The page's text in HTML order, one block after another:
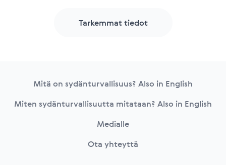
Tarkemmat tiedot
Mitä on sydänturvallisuus? Also in English
Miten sydänturvallisuutta mitataan? Also in English
Medialle
Ota yhteyttä